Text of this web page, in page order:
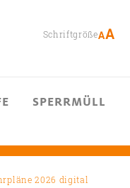
Schriftgröße
SPERRMÜLL
2026 digital